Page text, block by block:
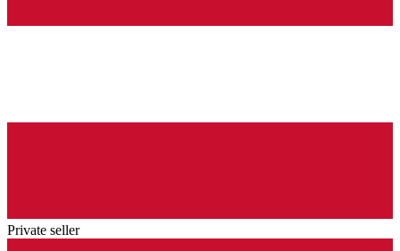
Private seller